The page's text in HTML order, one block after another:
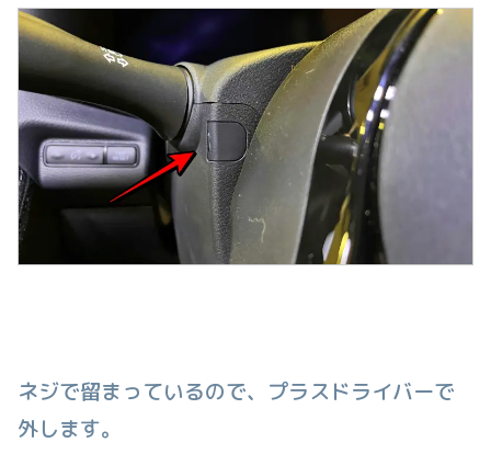
ネジで留まっているので、プラスドライバーで
外します。